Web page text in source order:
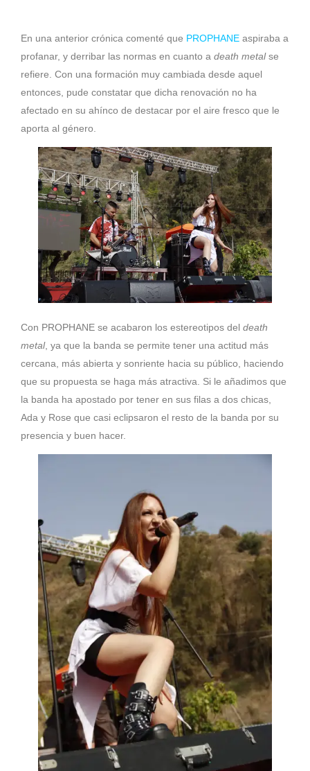
En una anterior crónica comenté que PROPHANE aspiraba a
profanar, y derribar las normas en cuanto a death metalse
refiere. Con una formación muy cambiada desde aquel
entonces, pude constatar que dicha renovación no ha
afectado en su ahínco de destacar por el aire fresco que le
aporta al género.
Con PROPHANE se acabaron los estereotipos del death
metal, ya que la banda se permite tener una actitud más
cercana, más abierta y sonriente hacia su público, haciendo
que su propuesta se haga más atractiva. Si le añadimos que
la banda ha apostado por tener en sus filas a dos chicas,
Ada y Rose que casi eclipsaron el resto de la banda por su
presencia y buen hacer.